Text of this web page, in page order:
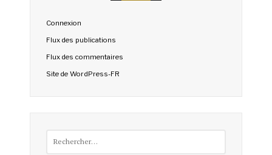
Connexion
Flux des publications
Flux des commentaires
Site de WordPress-FR